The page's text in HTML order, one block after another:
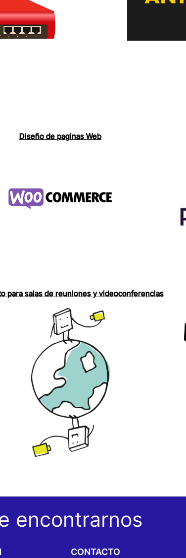
Diseño de paginas Web
para salas de reuniones y videoconferencias
encontrarnos
CONTACTO